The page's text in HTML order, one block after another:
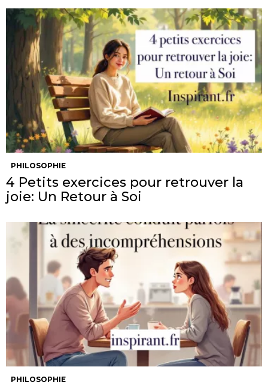
PHILOSOPHIE
4 Petits exercices pour retrouver la
joie: Un Retour à Soi
PHILOSOPHIE